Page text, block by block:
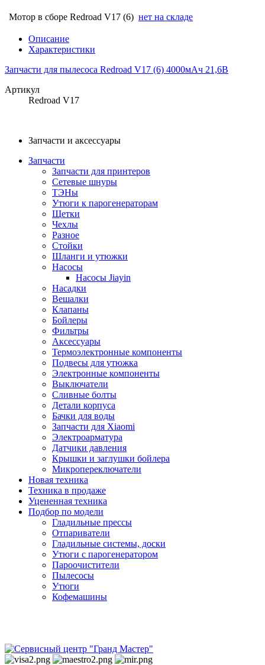
Мотор в сборе Redroad V17 (6) нет на складе
Описание
Характеристики
Запчасти для пылесоса Redroad V17 (6) 4000мАч 21,6В
Артикул
Redroad V17
Запчасти и аксессуары
Запчасти
Запчасти для принтеров
Сетевые шнуры
ТЭНы
Утюги к парогенераторам
Щетки
Чехлы
Разное
Стойки
Шланги и утюжки
Насосы
Насосы Jiayin
Насадки
Вешалки
Клапаны
Бойлеры
Фильтры
Аксессуары
Термоэлектронные компоненты
Подвесы для утюжка
Электронные компоненты
Выключатели
Сливные болты
Детали корпуса
Бачки для воды
Запчасти для Xiaomi
Электроарматура
Датчики давления
Крышки и заглушки бойлера
Микропереключатели
Новая техника
Техника в продаже
Уцененная техника
Подбор по модели
Гладильные прессы
Отпариватели
Гладильные системы, доски
Утюги с парогенератором
Пароочистители
Пылесосы
Утюги
Кофемашины